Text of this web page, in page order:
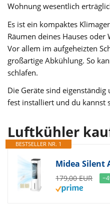
Wohnung wesentlich
Es ist ein kompaktes
Räumen deines Hauses
Vor allem im aufgeheizten
großartige Abkühlung. So
schlafen.
Die Geräte sind
fest installiert und du kannst
Luftkühler
BESTSELLER NR. 1
179,00 EUR